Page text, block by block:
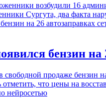
возбудили 16
Сургута, два факта
бензин на
свободной продаже бензин
отметить, что цены на